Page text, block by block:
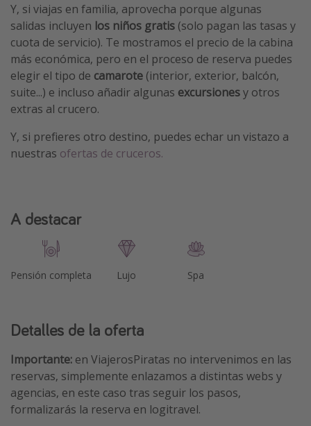
Y, si viajas en familia, aprovecha porque algunas
salidas incluyen los niños gratis (solo pagan las tasas y
cuota de servicio). Te mostramos el precio de la cabina
más económica, pero en el proceso de reserva puedes
elegir el tipo de camarote (interior, exterior, balcón,
suite...) e incluso añadir algunas excursionesy otros
extras al crucero.
Y, si prefieres otro destino, puedes echar un vistazo a
nuestras ofertas de cruceros.
A destacar
Pensión completa Lujo Spa
Detalles de la oferta
Importante: en ViajerosPiratas no intervenimos en las
reservas, simplemente enlazamos a distintas webs y
agencias, en este caso tras seguir los pasos,
formalizarás la reserva en logitravel.